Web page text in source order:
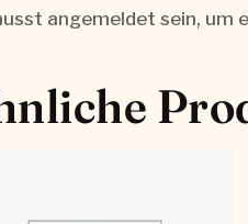
angemeldet sein, um